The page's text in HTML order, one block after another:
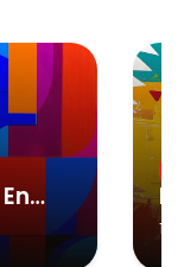
Harmonia na Serra - Encontro de Bandas e Fanfarras - Joanópolis